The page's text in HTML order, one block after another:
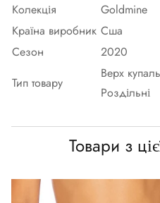
Колекція
Goldmine
Країна виробник Сша
Сезон
2020
Тип товару
Верх
Роздільні
Товари з